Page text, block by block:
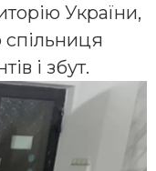
України,
і збут.